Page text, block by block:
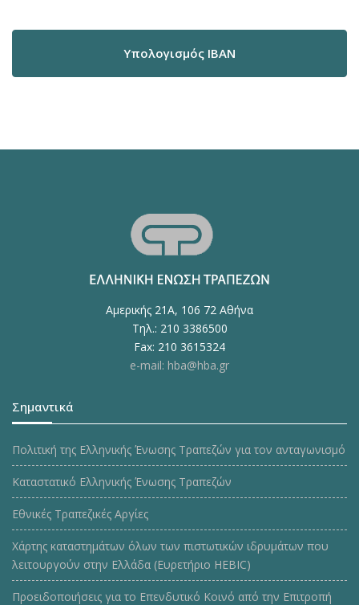
Υπολογισμός IBAN
Αμερικής 21Α, 106 72 Αθήνα
Τηλ.: 210 3386500
Fax: 210 3615324
e-mail: hba@hba.gr
Σημαντικά
Πολιτική της Ελληνικής Ένωσης Τραπεζών για τον ανταγωνισμό
Καταστατικό Ελληνικής Ένωσης Τραπεζών
Εθνικές Τραπεζικές Αργίες
Χάρτης καταστημάτων όλων των πιστωτικών ιδρυμάτων που
λειτουργούν στην Ελλάδα (Ευρετήριο HEBIC)
Προειδοποιήσεις για το Επενδυτικό Κοινό από την Επιτροπή